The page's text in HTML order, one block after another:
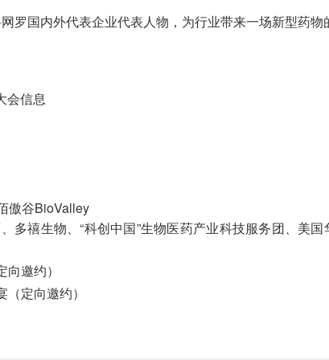
罗国内外代表企业代表人物，为行业带来一场新型药物
会信息
傲谷BioValley
多禧生物、“科创中国”生物医药产业科技服务团、美国
邀约）
定向邀约）